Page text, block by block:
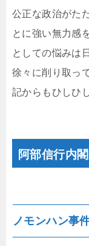
公正な政治がた
とに強い無力感
としての悩みは
徐々に削り取っ
記からもひしひ
阿部信行内
ノモンハン事